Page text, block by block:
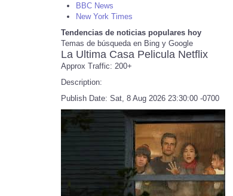
BBC News
New York Times
Tendencias de noticias populares hoy
Temas de búsqueda en Bing y Google
La Ultima Casa Pelicula Netflix
Approx Traffic: 200+
Description:
Publish Date: Sat, 8 Aug 2026 23:30:00 -0700